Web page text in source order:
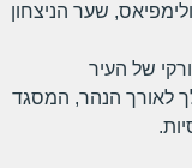
שער הניצחון
של העיר
לאורך הנהר, המסגד